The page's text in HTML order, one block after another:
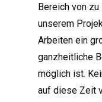
Bereich von
unserem
Arbeiten ein
ganzheitliche
möglich ist.
auf diese Zeit